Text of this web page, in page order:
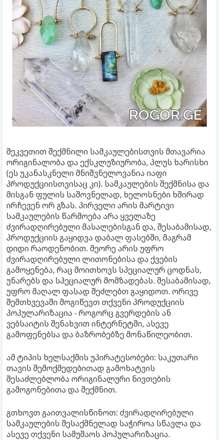
შეკვეთით შექმნილი სამკაულებისთვის მთავარია
ორიგინალობა და ექსკლუზიურობა, პლუს ხარისხი
(ეს უკანასკნელი მნიშვნელოვანია იაფი
პროდუქციისთვისაც კი). სამკაულების შექმნისა და
მისგან ფულის საშოვნელად, ხელოსნები ხშირად
ირჩევენ ორ გზას. პირველი არის მარტივი
სამკაულების წარმოება არა ყველაზე
ძვირადღირებული მასალებისგან და, შესაბამისად,
პროდუქციის გაყიდვა დაბალ ფასებში, მაგრამ
დიდი რაოდენობით. მეორე არის უფრო
ძვირადღირებული ლითონებისა და ქვების
გამოყენება, რაც მოითხოვს სპეციალურ ცოდნას,
უნარებს და სპეციალურ მომზადებას. შესაბამისად,
უფრო მაღალ ფასად შეძლებთ გაყიდოთ. ორივე
შემთხვევაში მოგიწევთ თქვენი პროდუქციის
პოპულარიზაცია - როგორც გვერდების ან
ვებსაიტის შენახვით ინტერნეტში, ასევე
გამოფენებსა და ბაზრობებზე მონაწილეობით.
ამ ტიპის ხელსაქმის უპირატესობები: საკუთარი
თავის შემოქმედებითად გამოხატვის
შესაძლებლობა ორიგინალური ნივთების
გამოგონებითა და შექმნით.
გთხოვთ გაითვალისწინოთ: ძვირადღირებული
სამკაულების შესაქმნელად საჭიროა სწავლა და
ასევე თქვენი სამუშაოს პოპულარიზაცია.